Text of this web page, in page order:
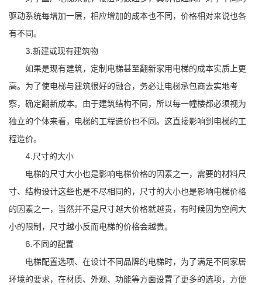
驱动系统每增加一层，相应增加的成本也不同，价格相对来说也各
有不同。
3.新建或现有建筑物
如果是现有建筑，定制电梯甚至翻新家用电梯的成本实质上更
高。为了使电梯与建筑很好的融合，务必让电梯承包商去实地考
察，确定翻新成本。由于建筑结构不同，所以每一幢楼都必须视为
独立的个体来看，电梯的工程造价也不同。这直接影响到电梯的工
程造价。
4.尺寸的大小
电梯的尺寸大小也是影响电梯价格的因素之一，需要的材料尺
寸、结构设计这些也是不尽相同的，尺寸的大小也是影响电梯价格
的因素之一，当然并不是尺寸越大价格就越贵，有时候因为空间大
小的限制，尺寸越小反而电梯的价格会越贵。
6.不同的配置
电梯配置选项、在设计不同品牌的电梯时，为了满足不同家居
环境的要求，在材质、外观、功能等方面设置了更多的选项，方便